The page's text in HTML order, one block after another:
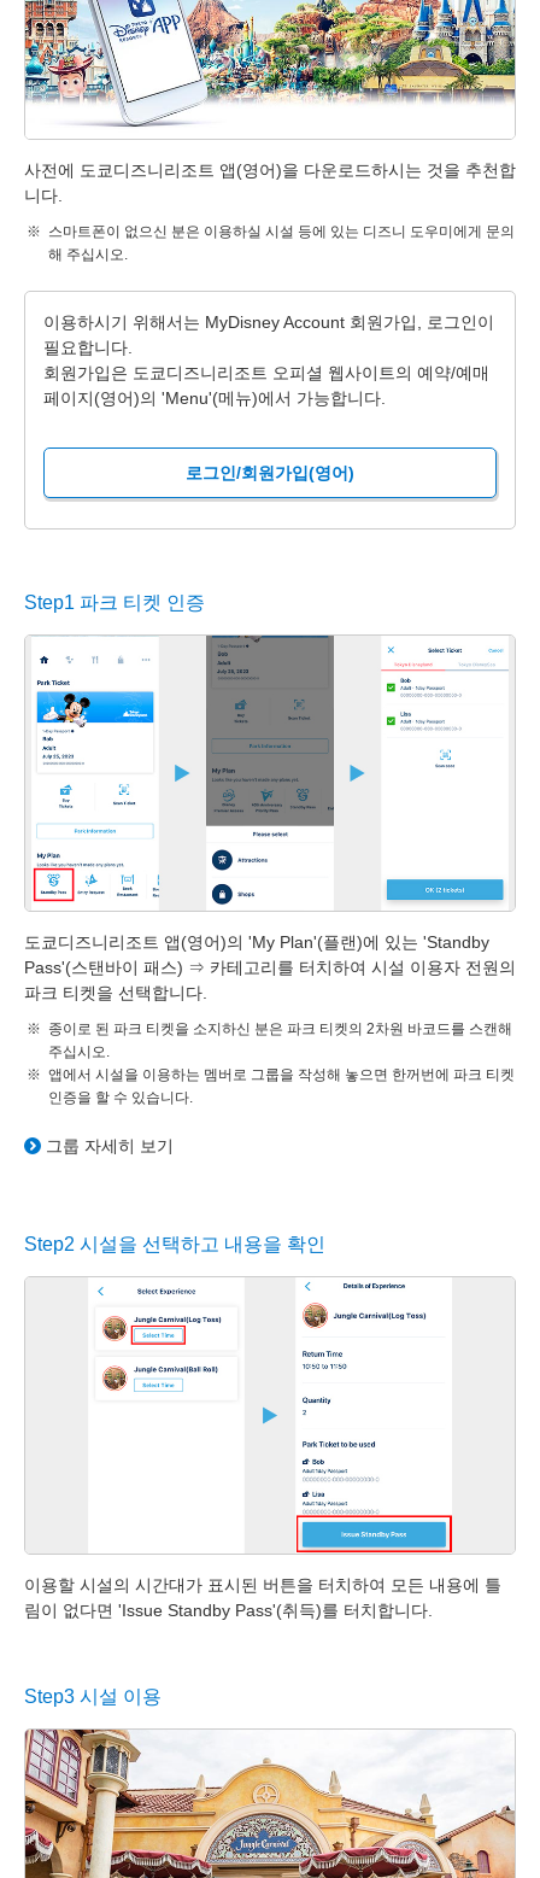
사전에 도쿄디즈니리조트 앱(영어)을 다운로드하시는 것을 추천합
니다.
스마트폰이 없으신 분은 이용하실 시설 등에 있는 디즈니 도우미에게 문의
해 주십시오.
이용하시기 위해서는 MyDisney Account 회원가입, 로그인이
필요합니다.
회원가입은 도쿄디즈니리조트 오피셜 웹사이트의 예약/예매
페이지(영어)의 'Menu'(메뉴)에서 가능합니다.
로그인/회원가입(영어)
Step1 파크 티켓 인증
도쿄디즈니리조트 앱(영어)의 'My Plan'(플랜)에 있는 'Standby
Pass'(스탠바이 패스) ⇒ 카테고리를 터치하여 시설 이용자 전원의
파크 티켓을 선택합니다.
종이로 된 파크 티켓을 소지하신 분은 파크 티켓의 2차원 바코드를 스캔해
주십시오.
앱에서 시설을 이용하는 멤버로 그룹을 작성해 놓으면 한꺼번에 파크 티켓
인증을 할 수 있습니다.
그룹 자세히 보기
Step2 시설을 선택하고 내용을 확인
이용할 시설의 시간대가 표시된 버튼을 터치하여 모든 내용에 틀
림이 없다면 'Issue Standby Pass'(취득)를 터치합니다.
Step3 시설 이용